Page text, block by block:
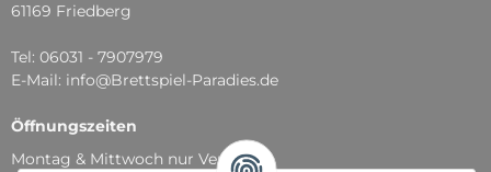
61169 Friedberg
Tel: 06031 - 7907979
E-Mail: info@Brettspiel-Paradies.de
Öffnungszeiten
Montag & Mittwoch nur Versand